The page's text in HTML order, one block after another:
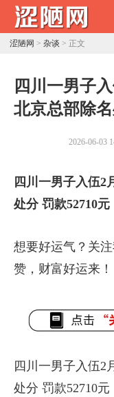
涩陋网 > 杂谈 > 正文
四川一男子
北京总部除
2026-06-03
四川一男子入伍2
处分 罚款52710元
想要好运气？关
赞，财富好运来！
四川一男子入伍2
处分 罚款52710元